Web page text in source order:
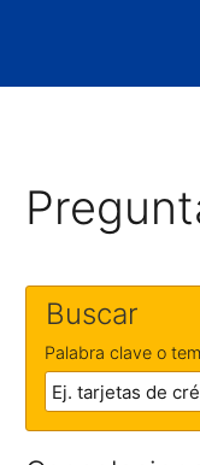
Buscar
Palabra clave o